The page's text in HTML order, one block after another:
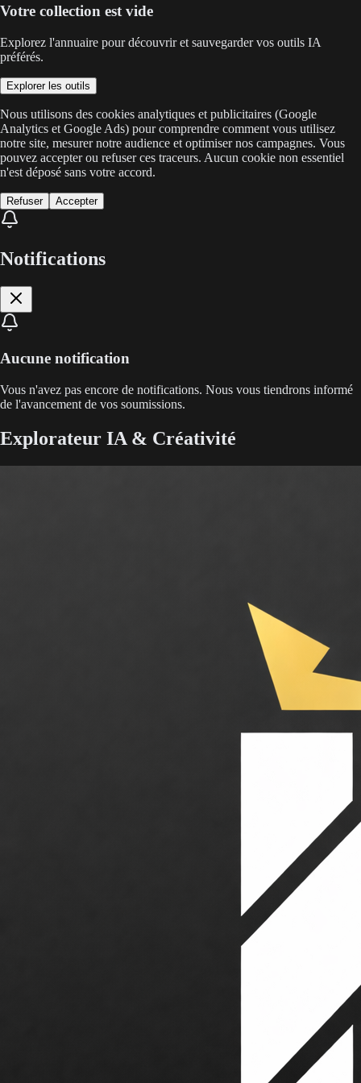
Votre collection est vide
Explorez l'annuaire pour découvrir et sauvegarder vos outils IA
préférés.
Explorer les outils
Nous utilisons des cookies analytiques et publicitaires (Google
Analytics et Google Ads) pour comprendre comment vous utilisez
notre site, mesurer notre audience et optimiser nos campagnes. Vous
pouvez accepter ou refuser ces traceurs. Aucun cookie non essentiel
n'est déposé sans votre accord.
Refuser Accepter
Notifications
Aucune notification
Vous n'avez pas encore de notifications. Nous vous tiendrons informé
de l'avancement de vos soumissions.
Explorateur IA & Créativité